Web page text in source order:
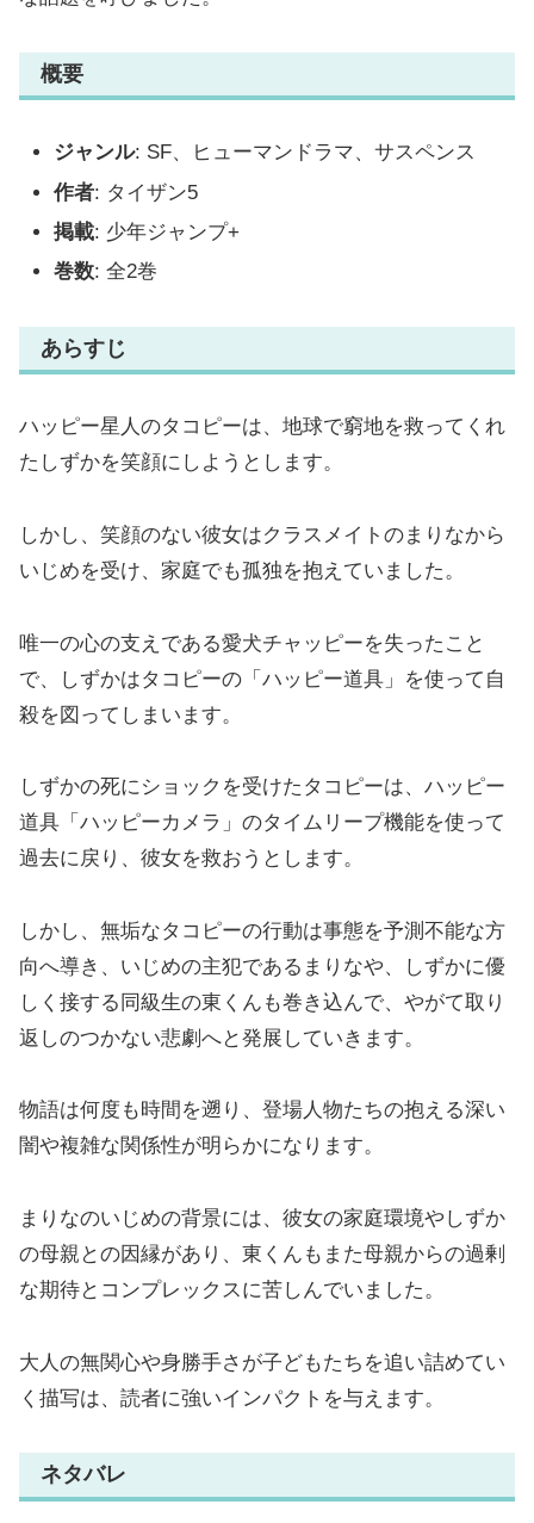
概要
ジャンル: SF、ヒューマンドラマ、サスペンス
作者: タイザン5
掲載: 少年ジャンプ+
巻数: 全2巻
あらすじ
ハッピー星人のタコピーは、地球で窮地を救ってくれ
たしずかを笑顔にしようとします。
しかし、笑顔のない彼女はクラスメイトのまりなから
いじめを受け、家庭でも孤独を抱えていました。
唯一の心の支えである愛犬チャッピーを失ったこと
で、しずかはタコピーの「ハッピー道具」を使って自
殺を図ってしまいます。
しずかの死にショックを受けたタコピーは、ハッピー
道具「ハッピーカメラ」のタイムリープ機能を使って
過去に戻り、彼女を救おうとします。
しかし、無垢なタコピーの行動は事態を予測不能な方
向へ導き、いじめの主犯であるまりなや、しずかに優
しく接する同級生の東くんも巻き込んで、やがて取り
返しのつかない悲劇へと発展していきます。
物語は何度も時間を遡り、登場人物たちの抱える深い
闇や複雑な関係性が明らかになります。
まりなのいじめの背景には、彼女の家庭環境やしずか
の母親との因縁があり、東くんもまた母親からの過剰
な期待とコンプレックスに苦しんでいました。
大人の無関心や身勝手さが子どもたちを追い詰めてい
く描写は、読者に強いインパクトを与えます。
ネタバレ